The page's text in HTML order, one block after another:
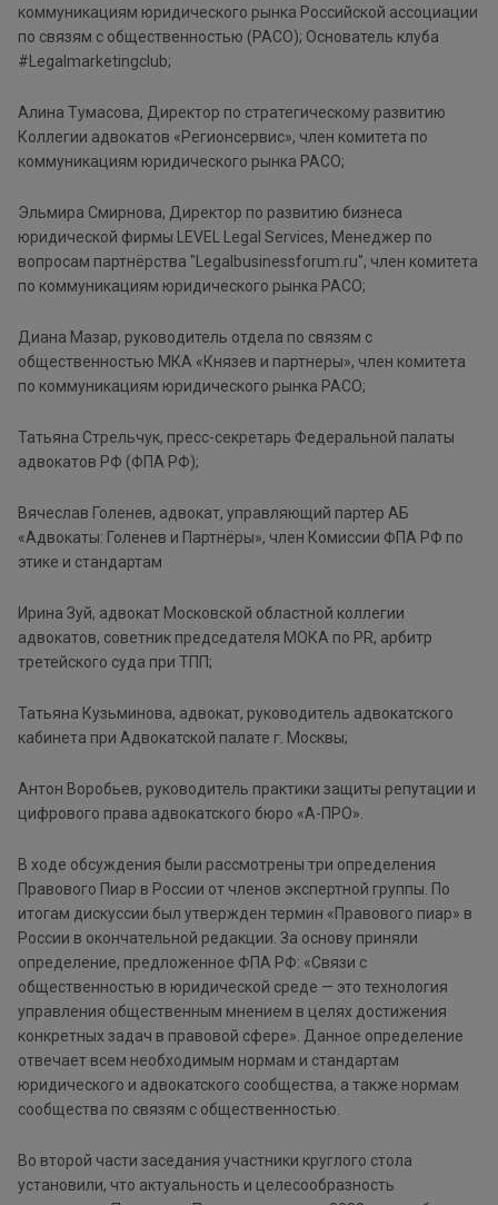
коммуникациям юридического рынка Российской ассоциации
по связям с общественностью (РАСО); Основатель клуба
#Legalmarketingclub;
Алина Тумасова, Директор по стратегическому развитию
Коллегии адвокатов «Регионсервис», член комитета по
коммуникациям юридического рынка РАСО;
Эльмира Смирнова, Директор по развитию бизнеса
юридической фирмы LEVEL Legal Services, Менеджер по
вопросам партнёрства "Legalbusinessforum.ru", член комитета
по коммуникациям юридического рынка РАСО;
Диана Мазар, руководитель отдела по связям с
общественностью МКА «Князев и партнеры», член комитета
по коммуникациям юридического рынка РАСО;
Татьяна Стрельчук, пресс-секретарь Федеральной палаты
адвокатов РФ (ФПА РФ);
Вячеслав Голенев, адвокат, управляющий партер АБ
«Адвокаты: Голенев и Партнёры», член Комиссии ФПА РФ по
этике и стандартам
Ирина Зуй, адвокат Московской областной коллегии
адвокатов, советник председателя МОКА по PR, арбитр
третейского суда при ТПП;
Татьяна Кузьминова, адвокат, руководитель адвокатского
кабинета при Адвокатской палате г. Москвы;
Антон Воробьев, руководитель практики защиты репутации и
цифрового права адвокатского бюро «А-ПРО».
В ходе обсуждения были рассмотрены три определения
Правового Пиар в России от членов экспертной группы. По
итогам дискуссии был утвержден термин «Правового пиар» в
России в окончательной редакции. За основу приняли
определение, предложенное ФПА РФ: «Связи с
общественностью в юридической среде — это технология
управления общественным мнением в целях достижения
конкретных задач в правовой сфере». Данное определение
отвечает всем необходимым нормам и стандартам
юридического и адвокатского сообщества, а также нормам
сообщества по связям с общественностью.
Во второй части заседания участники круглого стола
установили, что актуальность и целесообразность